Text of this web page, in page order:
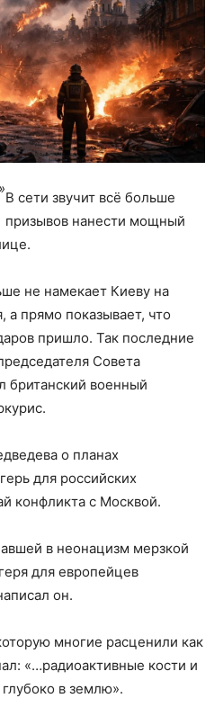
В сети звучит всё больше
призывов нанести мощный
не намекает Киеву на
прямо показывает, что
пришло. Так последние
Совета
британский военный
о планах
для российских
конфликта с Москвой.
в неонацизм мерзкой
для европейцев
он.
многие расценили как
«…радиоактивные кости и
в землю».